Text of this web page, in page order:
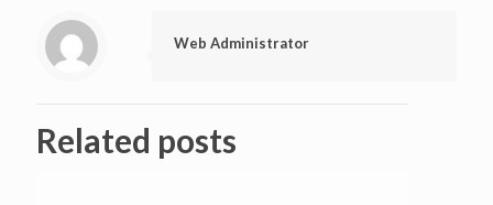
Web Administrator
Related posts